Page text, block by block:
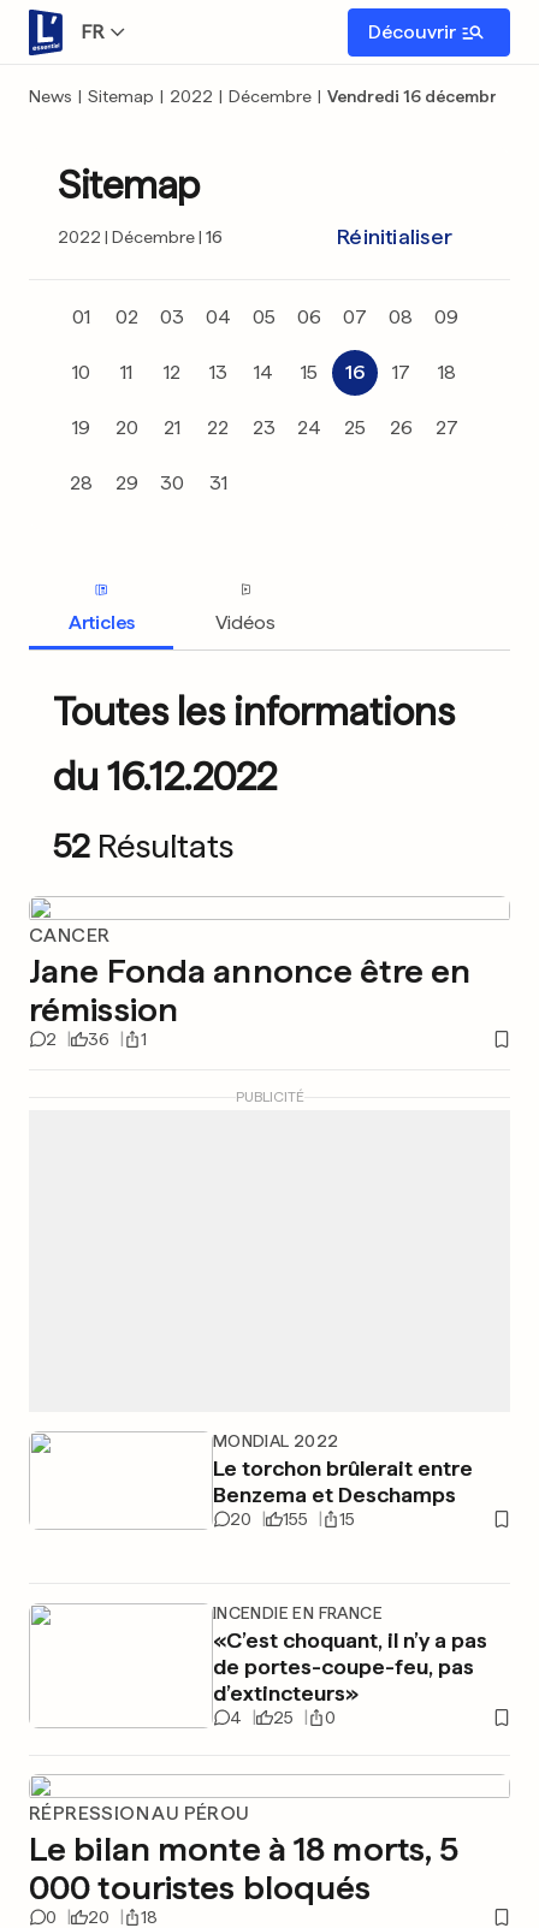
FR Découvrir
News | Sitemap | 2022 | Décembre | Vendredi 16 décembre
Sitemap
2022 Décembre 16 Réinitialiser
01 02 03 04 05 06 07 08 09
10 11 12 13 14 15 16 17 18
19 20 21 22 23 24 25 26 27
28 29 30 31
Articles Vidéos
Toutes les informations
du 16.12.2022
52 Résultats
CANCER
Jane Fonda annonce être en
rémission
2 36 1
MONDIAL 2022
Le torchon brûlerait entre
Benzema et Deschamps
20 155 15
INCENDIE EN FRANCE
«C’est choquant, il n’y a pas
de portes-coupe-feu, pas
d’extincteurs»
4 25 0
PUBLICITÉ
RÉPRESSION AU PÉROU
Le bilan monte à 18 morts, 5
000 touristes bloqués
0 20 18